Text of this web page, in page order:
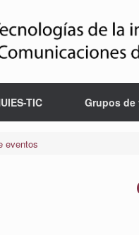
TIC Grupos de
eventos